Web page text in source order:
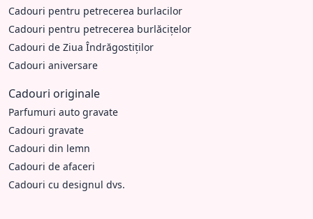
Cadouri pentru petrecerea burlacilor
Cadouri pentru petrecerea burlăcițelor
Cadouri de Ziua Îndrăgostiților
Cadouri aniversare
Cadouri originale
Parfumuri auto gravate
Cadouri gravate
Cadouri din lemn
Cadouri de afaceri
Cadouri cu designul dvs.